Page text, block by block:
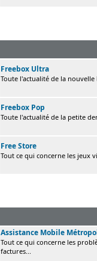
Freebox Ultra
Toute l'actualité de la
Freebox Pop
Toute l'actualité de la petite
Free Store
Tout ce qui concerne les jeux
Assistance Mobile
Tout ce qui concerne les
factures...